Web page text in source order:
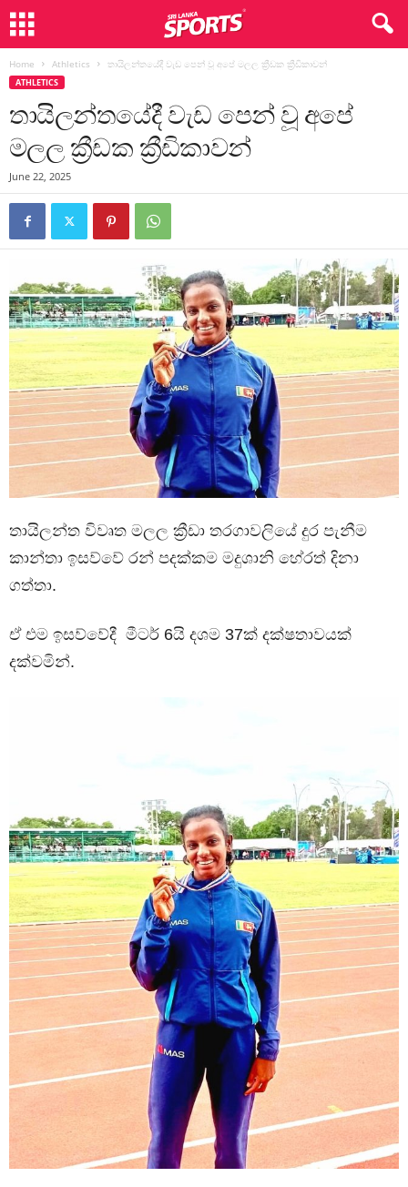
Home Athletics තායිලන්තයේදී වැඩ පෙන් වූ අපේ මලල ක්‍රීඩක ක්‍රීඩිකාවන්
ATHLETICS
තායිලන්තයේදී වැඩ පෙන් වූ අපේ
මලල ක්‍රීඩක ක්‍රීඩිකාවන්
June 22, 2025
තායිලන්ත විවෘත මලල ක්‍රීඩා තරගාවලියේ දුර පැනීම
කාන්තා ඉසව්වේ රන් පදක්කම මදුශානි හේරත් දිනා
ගත්තා.
ඒ එම ඉසව්වේදී මීටර් 6යි දශම 37ක් දක්ෂතාවයක්
දක්වමින්.